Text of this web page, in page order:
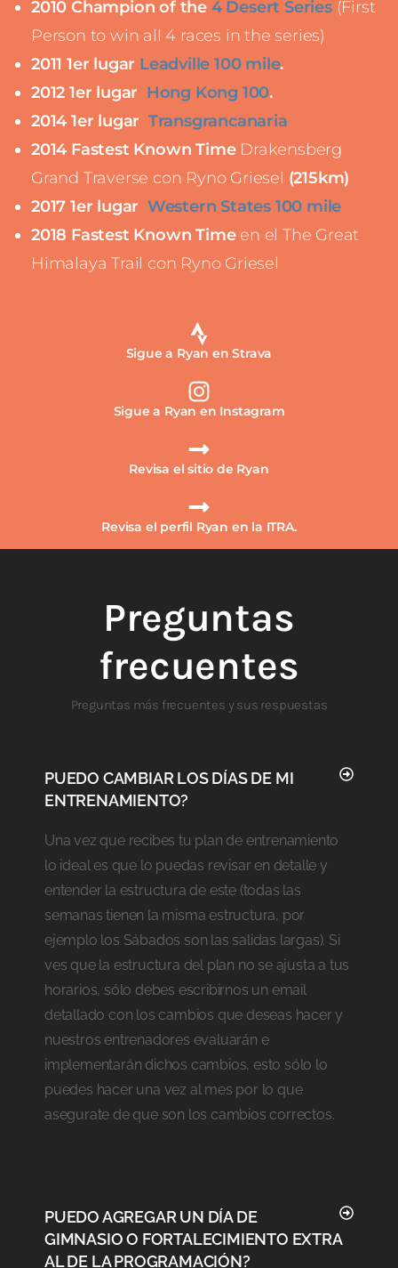
2010 Champion of the 4 Desert Series(First
Person to win all 4 races in the series)
2011 1er lugar Leadville 100 mile.
2012 1er lugar Hong Kong 100.
2014 1er lugar Transgrancanaria
2014 Fastest Known Time Drakensberg
Grand Traverse con Ryno Griesel (215km)
2017 1er lugar Western States 100 mile
2018 Fastest Known Timeen el The Great
Himalaya Trail con Ryno Griesel
Sigue a Ryan en Strava
Sigue a Ryan en Instagram
Revisa el sitio de Ryan
Revisa el perfil Ryan en la ITRA.
Preguntas
frecuentes
Preguntas más frecuentes y sus respuestas
PUEDO CAMBIAR LOS DÍAS DE MI
ENTRENAMIENTO?
Una vez que recibes tu plan de entrenamiento
lo ideal es que lo puedas revisar en detalle y
entender la estructura de este (todas las
semanas tienen la misma estructura, por
ejemplo los Sábados son las salidas largas). Si
ves que la estructura del plan no se ajusta a tus
horarios, sólo debes escribirnos un email
detallado con los cambios que deseas hacer y
nuestros entrenadores evaluarán e
implementarán dichos cambios, esto sólo lo
puedes hacer una vez al mes por lo que
asegurate de que son los cambios correctos.
PUEDO AGREGAR UN DÍA DE
GIMNASIO O FORTALECIMIENTO EXTRA
AL DE LA PROGRAMACIÓN?